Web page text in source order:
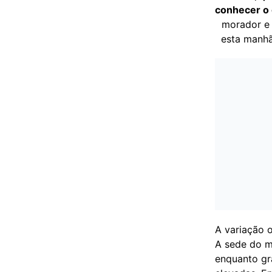
conhecer o
morador
esta
A variação
A sede do
enquanto